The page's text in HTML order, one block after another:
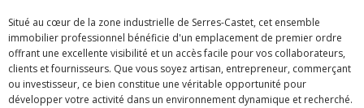
Situé au cœur de la zone industrielle de Serres-Castet, cet ensemble
immobilier professionnel bénéficie d'un emplacement de premier ordre
offrant une excellente visibilité et un accès facile pour vos collaborateurs,
clients et fournisseurs. Que vous soyez artisan, entrepreneur, commerçant
ou investisseur, ce bien constitue une véritable opportunité pour
développer votre activité dans un environnement dynamique et recherché.